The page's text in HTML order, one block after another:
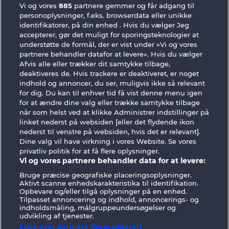
The Warlocks Book Books and Bulls
Vilkår og betingelser Datasikkerhed
Kontakt
Indsend anmodning om tilbagetrækning
Vi og vores885 partnere gemmer og får adgang til
personoplysninger, f.eks. browserdata eller unikke
identifikatorer, på din enhed . Hvis du vælger Jeg
accepterer, gør det muligt for sporingsteknologier at
understøtte de formål, der er vist under »Vi og vores
partnere behandler datafor at levere«. Hvis du vælger
Afvis alle eller trækker dit samtykke tilbage,
deaktiveres de. Hvis trackere er deaktiveret, er noget
indhold og annoncer, du ser, muligvis ikke så relevant
for dig. Du kan til enhver tid få vist denne menu igen
for at ændre dine valg eller trække samtykke tilbage
når som helst ved at klikke Administrer indstillinger på
linket nederst på websiden [eller det flydende ikon
nederst til venstre på websiden, hvis det er relevant].
Dine valg vil have virkning i vores Website. Se vores
privatliv politik for at få flere oplysninger.
Vi og vores partnere behandler data for at levere:
Bruge præcise geografiske placeringsoplysninger.
Aktivt scanne enhedskarakteristika til identifikation.
Opbevare og/eller tilgå oplysninger på en enhed.
Tilpasset annoncering og indhold, annoncerings- og
indholdsmåling, målgruppeundersøgelser og
udvikling af tjenester.
Liste over partnere (leverandører)